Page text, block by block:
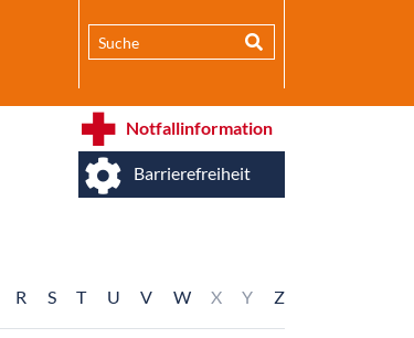
Notfallinformation
Barrierefreiheit
R S T U V W X Y Z